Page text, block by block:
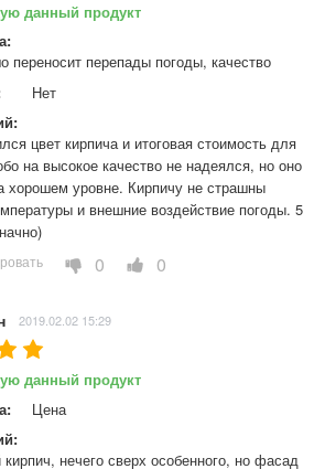
данный продукт
переносит перепады погоды, качество
Нет
цвет кирпича и итоговая стоимость для
на высокое качество не надеялся, но оно
хорошем уровне. Кирпичу не страшны
и внешние воздействие погоды. 5
0 0
2019.02.02 15:29
данный продукт
Цена
нечего сверх особенного, но фасад